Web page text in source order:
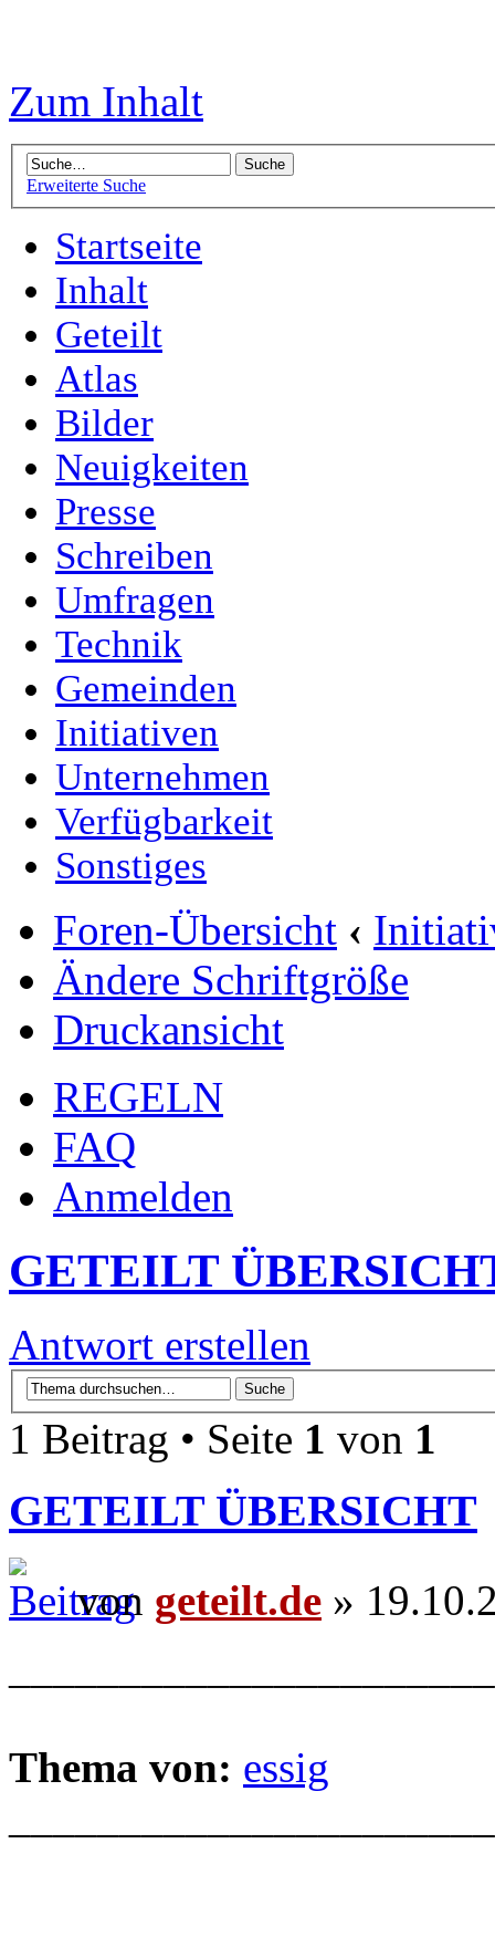
Zum Inhalt
Erweiterte Suche
Startseite
Inhalt
Geteilt
Atlas
Bilder
Neuigkeiten
Presse
Schreiben
Umfragen
Technik
Gemeinden
Initiativen
Unternehmen
Verfügbarkeit
Sonstiges
Foren-Übersicht ‹
Ändere Schriftgröße
Druckansicht
REGELN
FAQ
Anmelden
GETEILT
Antwort erstellen
1 Beitrag • Seite 1 von 1
GETEILT ÜBERSICHT
von geteilt.de »
Thema von: essig